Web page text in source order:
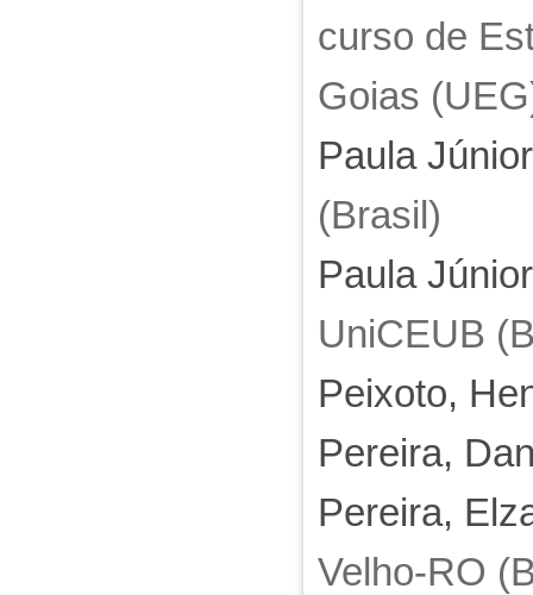
curso de
Goias
Paula
(Brasil)
Paula
UniCEUB
Peixoto,
Pereira,
Pereira,
Velho-RO